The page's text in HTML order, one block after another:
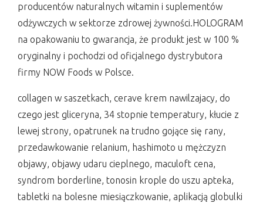
producentów naturalnych witamin i suplementów
odżywczych w sektorze zdrowej żywności.HOLOGRAM
na opakowaniu to gwarancja, że produkt jest w 100 %
oryginalny i pochodzi od oficjalnego dystrybutora
firmy NOW Foods w Polsce.
collagen w saszetkach, cerave krem nawilzajacy, do
czego jest gliceryna, 34 stopnie temperatury, kłucie z
lewej strony, opatrunek na trudno gojące się rany,
przedawkowanie relanium, hashimoto u mężczyzn
objawy, objawy udaru cieplnego, maculoft cena,
syndrom borderline, tonosin krople do uszu apteka,
tabletki na bolesne miesiączkowanie, aplikacją globulki